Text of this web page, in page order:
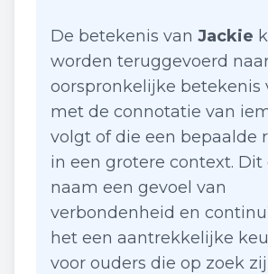
De betekenis van Jackie
worden teruggevoerd
oorspronkelijke betekenis
met de connotatie van
volgt of die een bepaalde
in een grotere context. Dit
naam een gevoel van
verbondenheid en
het een aantrekkelijke
voor ouders die op zoek